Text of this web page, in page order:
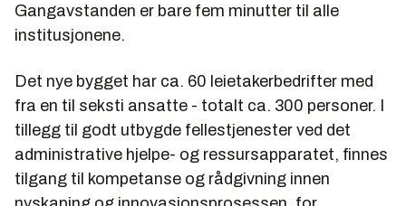
Gangavstanden er bare fem minutter til alle
institusjonene.
Det nye bygget har ca. 60 leietakerbedrifter med
fra en til seksti ansatte - totalt ca. 300 personer. I
tillegg til godt utbygde fellestjenester ved det
administrative hjelpe- og ressursapparatet, finnes
tilgang til kompetanse og rådgivning innen